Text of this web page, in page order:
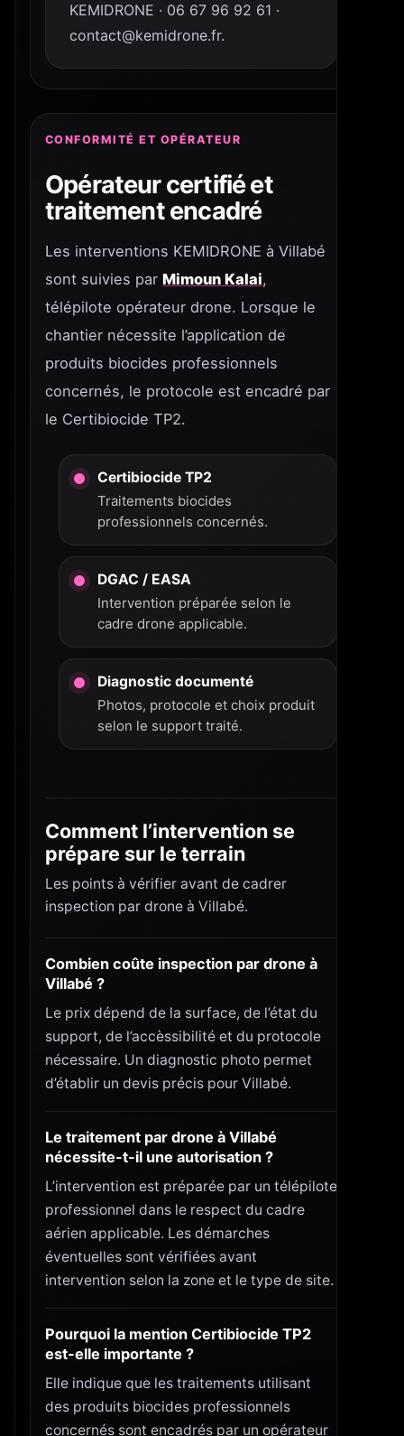
KEMIDRONE · 06 67 96 92 61 ·
contact@kemidrone.fr.
CONFORMITÉ ET OPÉRATEUR
Opérateur certifié et
traitement encadré
Les interventions KEMIDRONE à Villabé
sont suivies par Mimoun Kalai,
télépilote opérateur drone. Lorsque le
chantier nécessite l’application de
produits biocides professionnels
concernés, le protocole est encadré par
le Certibiocide TP2.
Certibiocide TP2
Traitements biocides
professionnels concernés.
DGAC / EASA
Intervention préparée selon le
cadre drone applicable.
Diagnostic documenté
Photos, protocole et choix produit
selon le support traité.
Comment l’intervention se
prépare sur le terrain
Les points à vérifier avant de cadrer
inspection par drone à Villabé.
Combien coûte inspection par drone à
Villabé ?
Le prix dépend de la surface, de l’état du
support, de l’accèssibilité et du protocole
nécessaire. Un diagnostic photo permet
d’établir un devis précis pour Villabé.
Le traitement par drone à Villabé
nécessite-t-il une autorisation ?
L’intervention est préparée par un télépilote
professionnel dans le respect du cadre
aérien applicable. Les démarches
éventuelles sont vérifiées avant
intervention selon la zone et le type de site.
Pourquoi la mention Certibiocide TP2
est-elle importante ?
Elle indique que les traitements utilisant
des produits biocides professionnels
concernés sont encadrés par un opérateur